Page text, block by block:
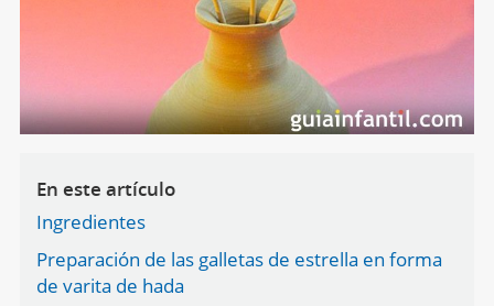
En este artículo
Ingredientes
Preparación de las galletas de estrella en forma
de varita de hada